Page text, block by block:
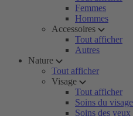
Femmes
Hommes
Accessoires
Tout afficher
Autres
Nature
Tout afficher
Visage
Tout afficher
Soins du visage
Soins des yeux